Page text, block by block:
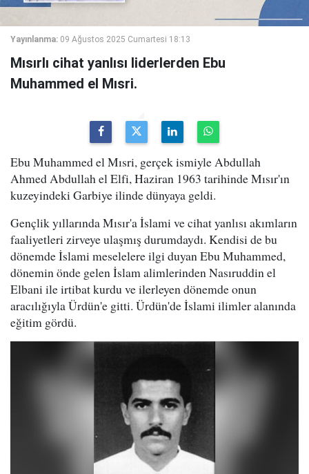
Yayınlanma: 09 Ağustos 2025 Cumartesi 18:13
Mısırlı cihat yanlısı liderlerden Ebu
Muhammed el Mısri.
Ebu Muhammed el Mısri, gerçek ismiyle Abdullah
Ahmed Abdullah el Elfi, Haziran 1963 tarihinde Mısır'ın
kuzeyindeki Garbiye ilinde dünyaya geldi.
Gençlik yıllarında Mısır'a İslami ve cihat yanlısı akımların
faaliyetleri zirveye ulaşmış durumdaydı. Kendisi de bu
dönemde İslami meselelere ilgi duyan Ebu Muhammed,
dönemin önde gelen İslam alimlerinden Nasıruddin el
Elbani ile irtibat kurdu ve ilerleyen dönemde onun
aracılığıyla Ürdün'e gitti. Ürdün'de İslami ilimler alanında
eğitim gördü.